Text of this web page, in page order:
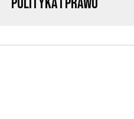
Polityka i prawo